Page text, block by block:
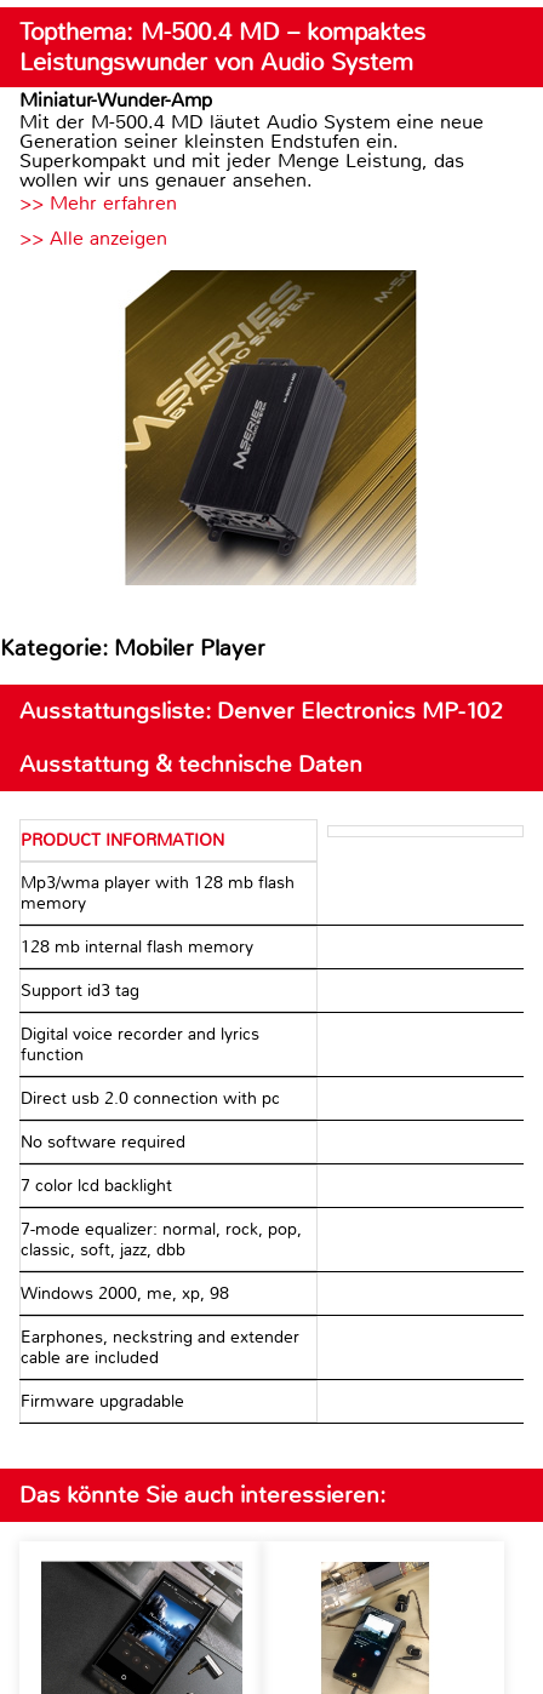
Topthema: M-500.4 MD – kompaktes
Leistungswunder von Audio System
Miniatur-Wunder-Amp
Mit der M-500.4 MD läutet Audio System eine neue
Generation seiner kleinsten Endstufen ein.
Superkompakt und mit jeder Menge Leistung, das
wollen wir uns genauer ansehen.
>> Mehr erfahren
>> Alle anzeigen
Kategorie: Mobiler Player
Ausstattungsliste: Denver Electronics MP-102
Ausstattung & technische Daten
PRODUCT INFORMATION
Mp3/wma player with 128 mb flash
memory
128 mb internal flash memory
Support id3 tag
Digital voice recorder and lyrics
function
Direct usb 2.0 connection with pc
No software required
7 color lcd backlight
7-mode equalizer: normal, rock, pop,
classic, soft, jazz, dbb
Windows 2000, me, xp, 98
Earphones, neckstring and extender
cable are included
Firmware upgradable
Das könnte Sie auch interessieren: